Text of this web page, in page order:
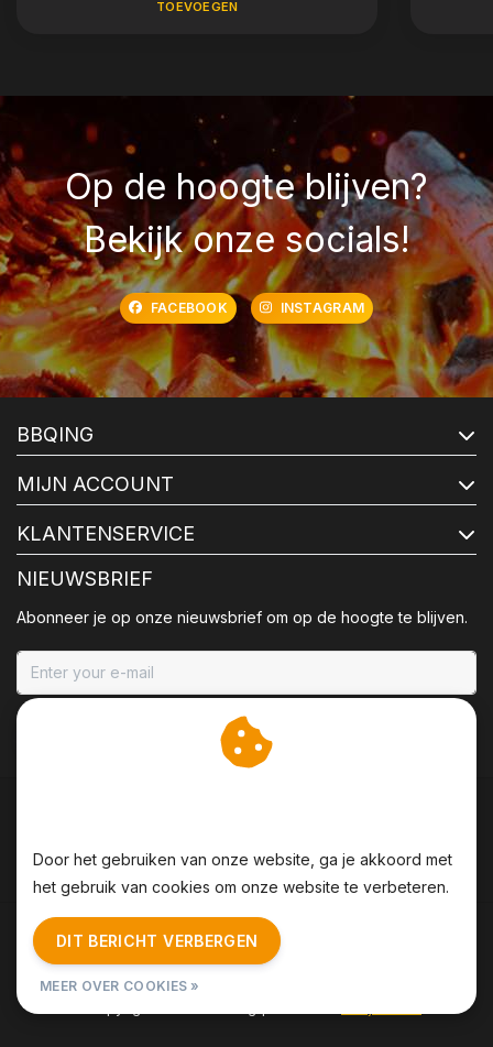
TOEVOEGEN
Op de hoogte blijven?
Bekijk onze socials!
FACEBOOK INSTAGRAM
BBQING
MIJN ACCOUNT
KLANTENSERVICE
NIEUWSBRIEF
Abonneer je op onze nieuwsbrief om op de hoogte te blijven.
Algemene voorwaarden | Disclaimer
Sitemap
| RSS Feed
Door het gebruiken van onze website, ga je akkoord met
het gebruik van cookies om onze website te verbeteren.
DIT BERICHT VERBERGEN
MEER OVER COOKIES »